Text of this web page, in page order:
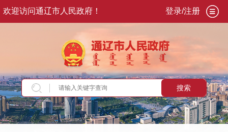
欢迎访问通辽市人民政府！ 登录/注册
搜索